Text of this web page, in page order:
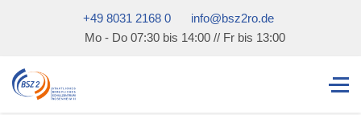
+49 8031 2168 0
info@bsz2ro.de
Mo - Do 07:30 bis 14:00 // Fr bis 13:00